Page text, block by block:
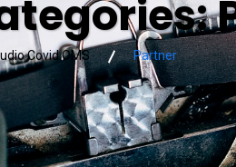
Covid OMS Partner